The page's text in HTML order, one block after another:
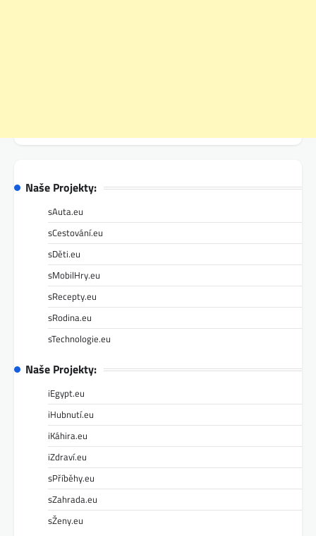
Naše Projekty:
sAuta.eu
sCestování.eu
sDěti.eu
sMobilHry.eu
sRecepty.eu
sRodina.eu
sTechnologie.eu
Naše Projekty:
iEgypt.eu
iHubnutí.eu
iKáhira.eu
iZdraví.eu
sPříběhy.eu
sZahrada.eu
sŽeny.eu